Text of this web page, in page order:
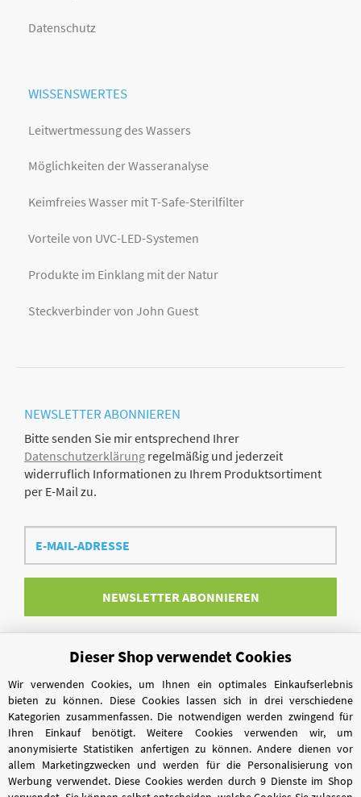
Datenschutz
WISSENSWERTES
Leitwertmessung des Wassers
Möglichkeiten der Wasseranalyse
Keimfreies Wasser mit T-Safe-Sterilfilter
Vorteile von UVC-LED-Systemen
Produkte im Einklang mit der Natur
Steckverbinder von John Guest
NEWSLETTERABONNIEREN
Bitte senden Sie mir entsprechend Ihrer
Datenschutzerklärung regelmäßig und jederzeit
widerruflich Informationen zu Ihrem Produktsortiment
per E-Mail zu.
E-
Mail-
Adresse
NEWSLETTERABONNIEREN
Vertrag widerrufen
Dieser Shop verwendet Cookies
Wir verwenden Cookies, um Ihnen ein optimales Einkaufserlebnis
bieten zu können. Diese Cookies lassen sich in drei verschiedene
Kategorien zusammenfassen. Die notwendigen werden zwingend für
Ihren Einkauf benötigt. Weitere Cookies verwenden wir, um
anonymisierte Statistiken anfertigen zu können. Andere dienen vor
allem Marketingzwecken und werden für die Personalisierung von
Werbung verwendet. Diese Cookies werden durch 9 Dienste im Shop